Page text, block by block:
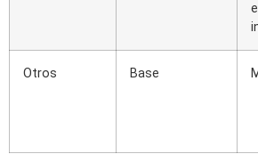
e
Otros Base